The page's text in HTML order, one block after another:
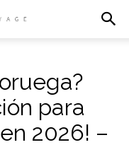
para
2026! –